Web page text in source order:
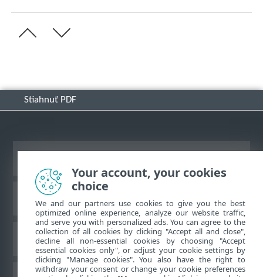
Stiahnuť PDF
Databáza znalostí ESET
ESET Fórum
Your account, your cookies
choice
We and our partners use cookies to give you the best
optimized online experience, analyze our website traffic,
and serve you with personalized ads. You can agree to the
collection of all cookies by clicking "Accept all and close",
decline all non-essential cookies by choosing "Accept
essential cookies only", or adjust your cookie settings by
clicking "Manage cookies". You also have the right to
withdraw your consent or change your cookie preferences